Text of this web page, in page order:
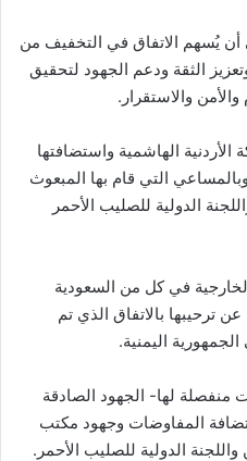
أن يُسهم الاتفاق في التخفيف من
الثقة ودعم الجهود لتحقيق
والاستقرار.
الأردنية الهاشمية واستضافتها
التي قام بها المبعوث
الدولية للصليب الأحمر
في كل من السعودية
ترحيبها بالاتفاق الذي تم
اليمنية.
منفصلة لها- الجهود الصادقة
المفاوضات وجهود مكتب
الدولية للصليب الأحمر.